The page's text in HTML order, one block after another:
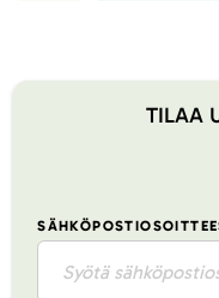
TILAA